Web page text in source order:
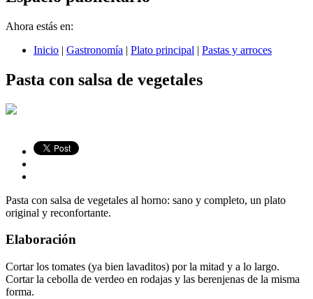
Ahora estás en:
Inicio | Gastronomía | Plato principal | Pastas y arroces
Pasta con salsa de vegetales
Pasta con salsa de vegetales al horno: sano y completo, un plato
original y reconfortante.
Elaboración
Cortar los tomates (ya bien lavaditos) por la mitad y a lo largo.
Cortar la cebolla de verdeo en rodajas y las berenjenas de la misma
forma.